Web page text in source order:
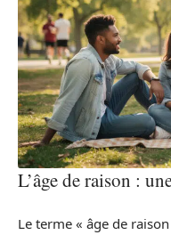
L’âge de raison :
Le terme « âge de